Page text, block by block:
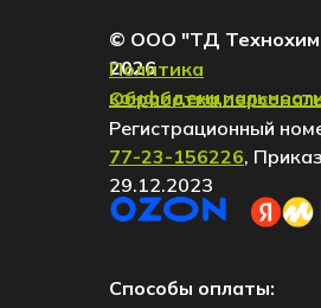
© ООО "ТД Технохим
2026
Регистрационный
77-23-156226,
29.12.2023
Обработка
Политика
Способы оплаты: